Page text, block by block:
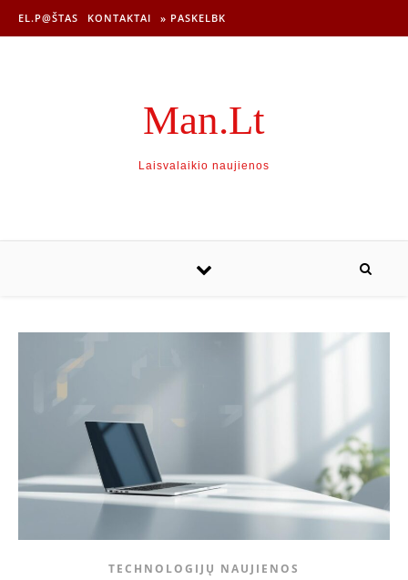
EL.P@ŠTAS KONTAKTAI » PASKELBK
Man.Lt
Laisvalaikio naujienos
TECHNOLOGIJŲ NAUJIENOS